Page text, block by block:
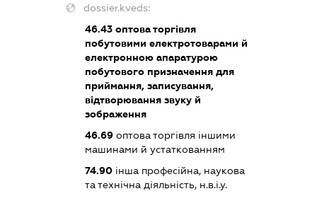
dossier.kveds:
46.43 оптова торгівля
побутовими електротоварами й
електронною апаратурою
побутового призначення для
приймання, записування,
відтворювання звуку й
зображення
46.69 оптова торгівля іншими
машинами й устаткованням
74.90 інша професійна, наукова
та технічна діяльність, н.в.і.у.